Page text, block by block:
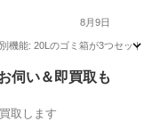
8月9日
機能: 20Lのゴミ箱が3つセッ
貨/小物
伺い＆即買取も
取します